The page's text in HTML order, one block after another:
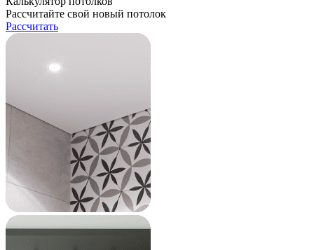
Рассчитайте свой новый потолок
Рассчитать